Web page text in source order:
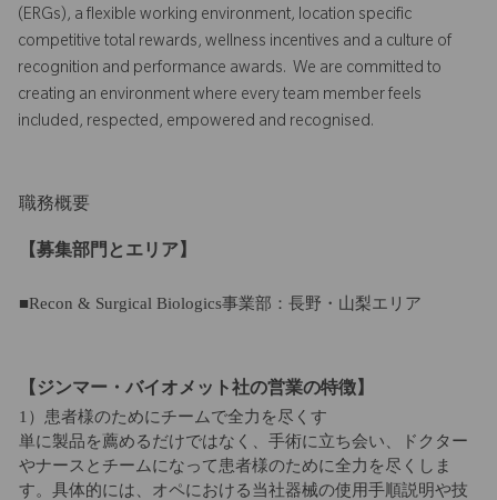
(ERGs), a flexible working environment, location specific
competitive total rewards, wellness incentives and a culture of
recognition and performance awards. We are committed to
creating an environment where every team member feels
included, respected, empowered and recognised.
職務概要
【募集部門とエリア】
■Recon & Surgical Biologics事業部：長野・山梨エリア
【ジンマー・バイオメット社の営業の特徴】
1）患者様のためにチームで全力を尽くす
単に製品を薦めるだけではなく、手術に立ち会い、ドクター
やナースとチームになって患者様のために全力を尽くしま
す。具体的には、オペにおける当社器械の使用手順説明や技